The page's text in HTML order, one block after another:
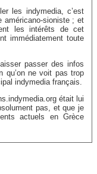
les indymedia, c’est
américano-sioniste ; et
les intérêts de cet
immédiatement toute
passer des infos
qu’on ne voit pas trop
indymedia français.
était lui
pas, et que je
actuels en Grèce